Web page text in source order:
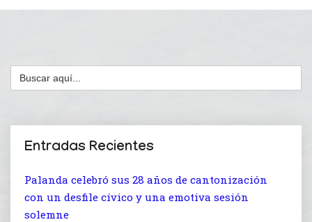
Buscar:
Entradas Recientes
Palanda celebró sus 28 años de cantonización
con un desfile cívico y una emotiva sesión
solemne